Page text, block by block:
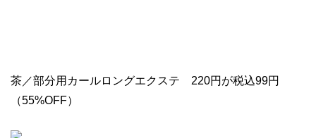
茶／部分用カールロングエクステ 220円が税込99円
（55%OFF）